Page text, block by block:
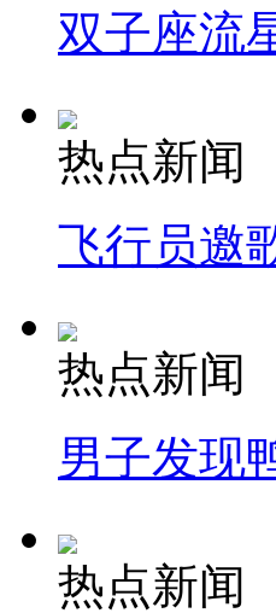
双子座流
热点新闻
飞行员邀
热点新闻
男子发现
热点新闻